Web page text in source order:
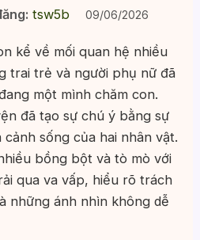
tsw5b 09/06/2026
kể về mối quan hệ nhiều
trai trẻ và người phụ nữ đã
một mình chăm con.
đã tạo sự chú ý bằng sự
sống của hai nhân vật.
bồng bột và tò mò với
qua va vấp, hiểu rõ trách
những ánh nhìn không dễ